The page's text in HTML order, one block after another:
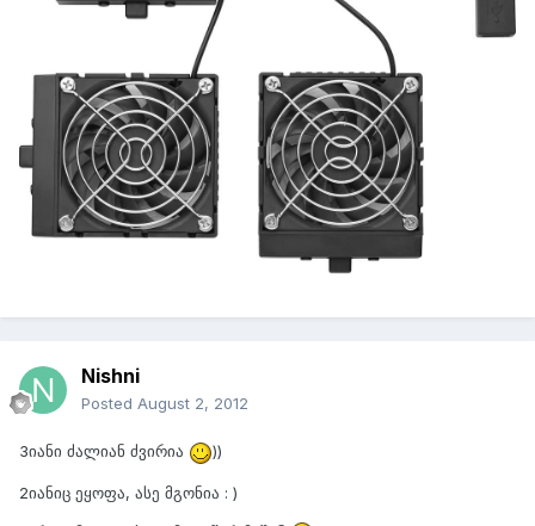
Nishni
Posted August 2, 2012
3იანი ძალიან ძვირია ))
2იანიც ეყოფა, ასე მგონია : )